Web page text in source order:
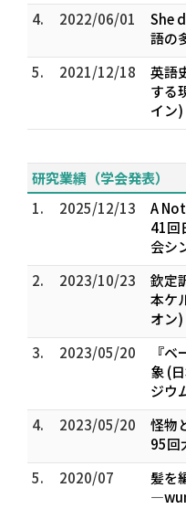
4.
2022/06/01
She
語の
5.
2021/12/18
英語
する
イン)
研究業績（学会発表）
1.
2025/12/13 A
41回
会シ
2.
2023/10/23
欽定
本ケ
オン)
3.
2023/05/20
『
象 (
ジウ
4.
2023/05/20
怪物
95回
5.
2020/07
髪を